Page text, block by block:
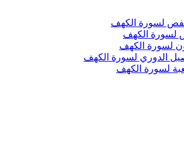
لسورة الكهف
الكهف
لسورة الكهف
الدوري لسورة الكهف
لسورة الكهف